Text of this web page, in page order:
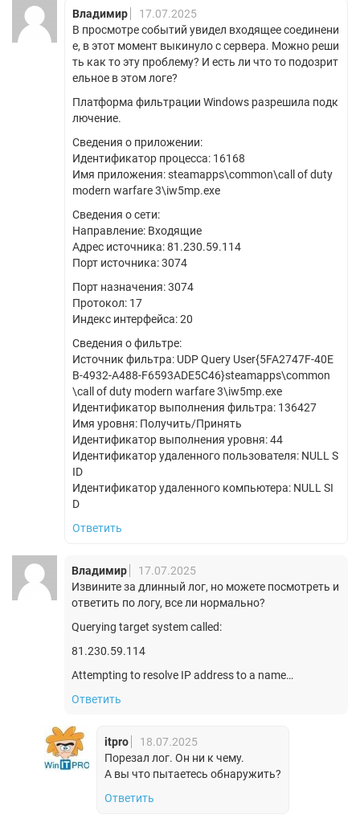
Владимир
17.07.2025
В просмотре событий увидел входящее соединени
е, в этот момент выкинуло с сервера. Можно реши
ть как то эту проблему? И есть ли что то подозрит
ельное в этом логе?
Платформа фильтрации Windows разрешила подк
лючение.
Сведения о приложении:
Идентификатор процесса: 16168
Имя приложения: steamapps\common\call of duty
modern warfare 3\iw5mp.exe
Сведения о сети:
Направление: Входящие
Адрес источника: 81.230.59.114
Порт источника: 3074
Порт назначения: 3074
Протокол: 17
Индекс интерфейса: 20
Сведения о фильтре:
Источник фильтра: UDP Query User{5FA2747F-40E
B-4932-A488-F6593ADE5C46}steamapps\common
\call of duty modern warfare 3\iw5mp.exe
Идентификатор выполнения фильтра: 136427
Имя уровня: Получить/Принять
Идентификатор выполнения уровня: 44
Идентификатор удаленного пользователя: NULL S
ID
Идентификатор удаленного компьютера: NULL SI
D
Ответить
Владимир
17.07.2025
Извините за длинный лог, но можете посмотреть и
ответить по логу, все ли нормально?
Querying target system called:
81.230.59.114
Attempting to resolve IP address to a name…
Ответить
itpro
18.07.2025
Порезал лог. Он ни к чему.
А вы что пытаетесь обнаружить?
Ответить